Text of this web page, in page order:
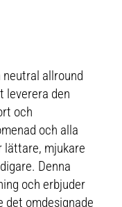
neutral allround
leverera den
och
och alla
lättare, mjukare
Denna
och erbjuder
det omdesignade